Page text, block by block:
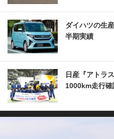
ダイハツの生
半期実績
日産『アトラ
1000km走行